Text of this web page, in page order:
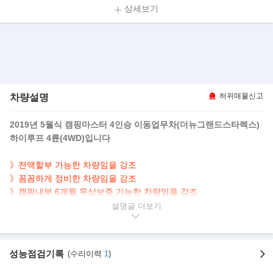
상세보기
차량설명 허위매물신고
2019년 5월식 캠핑마스터 4인승 이동업무차(더뉴그랜드스타렉스)
하이루프 4륜(4WD)입니다
》전액할부 가능한 차량임을 강조
》꼼꼼하게 정비한 차량임을 강조
》캠핑내부 6개월 무상보증 가능한 차량임을 강조
- 차량모델 : 캠핑마스터 4인승 이동업무차(더뉴그랜드스타렉스) 하
- 차량연식 : 2019년 5월
설명글
성능점검기록 (수리이력 1)